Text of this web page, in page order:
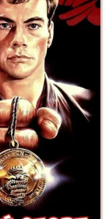
Основанное нареальных
ПереводГоблина
ПереводКураж-Бамбей
Подростковая жестокость
Призраки
Про апокалипсис
Про богов
Про ведьм
Про выживание
Про гонки
Про динозавров
Про животных